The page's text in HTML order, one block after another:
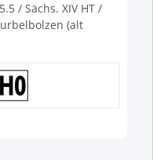
/ Sächs. XIV HT /
(alt